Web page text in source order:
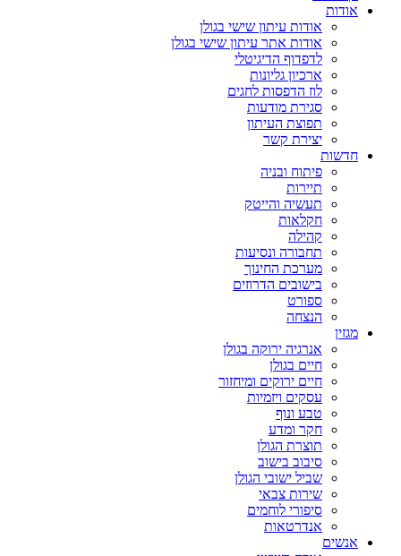
אודות
אודות עיתון שישי בגולן
אודות אתר עיתון שישי בגולן
לדפדוף הדיגיטלי
ארכיון גליונות
לוז הדפסות לחגים
סגירת מודעות
תפוצת העיתון
יצירת קשר
חדשות
פיתוח ובניה
תיירות
תעשיה והייטק
חקלאות
קהילה
תחבורה ונסיעות
מערכת החינוך
בישובים הדרוזים
ספורט
הנצחה
מגזין
אנרגיה ירוקה בגולן
חיים בגולן
חיים ירוקים ומיחזור
עסקים ויזמיות
טבע ונוף
חקר ומדע
תוצרת הגולן
סיבוב בישוב
שביל ישובי הגולן
שירות צבאי
סיפורי לוחמים
אנדרטאות
אנשים